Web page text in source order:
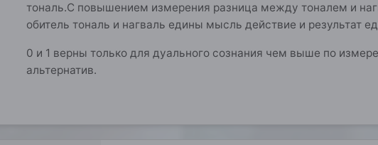
тональ.С повышением измерения разница между тоналем и
обитель тональ и нагваль едины мысль действие и результат
0 и 1 верны только для дуального сознания чем выше по
альтернатив.